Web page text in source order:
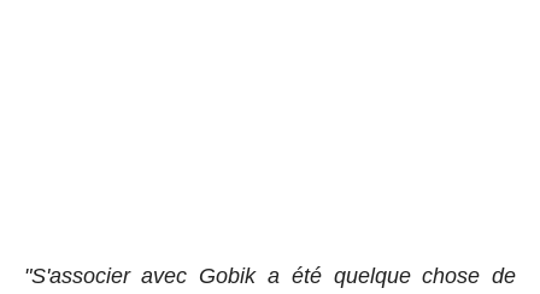
"S'associer avec Gobik a été quelque chose de